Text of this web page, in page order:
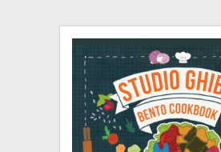
TRANSPORT
XZONE KLUB